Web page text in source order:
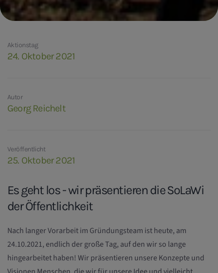
Aktionstag
24. Oktober 2021
Autor
Georg Reichelt
Veröffentlicht
25. Oktober 2021
Es geht los - wir präsentieren die SoLaWi
der Öffentlichkeit
Nach langer Vorarbeit im Gründungsteam ist heute, am
24.10.2021, endlich der große Tag, auf den wir so lange
hingearbeitet haben! Wir präsentieren unsere Konzepte und